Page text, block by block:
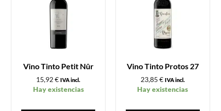
Vino Tinto Petit Nûr
15,92€ IVA incl.
Hay existencias
Vino Tinto Protos 27
23,85 € IVA incl.
Hay existencias